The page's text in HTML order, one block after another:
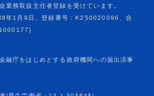
業務取扱主任者登録を受けています。
8年1月9日、登録番号：K250020096、合
融庁をはじめとする政府機関への届出済事